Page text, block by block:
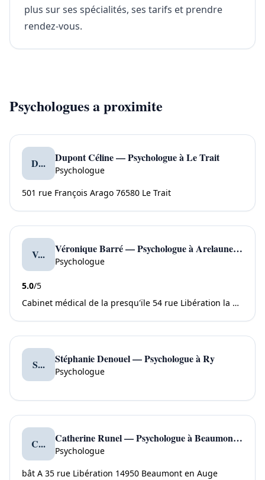
plus sur ses spécialités, ses tarifs et prendre
rendez-vous.
Psychologues a proximite
D... Dupont Céline — Psychologue à Le Trait
Psychologue
501 rue François Arago 76580 Le Trait
V... Véronique Barré — Psychologue à Arelaune en Seine
Psychologue
5.0/5
Cabinet médical de la presqu'ïle 54 rue Libération la Mailleraye Sur Seine 76940 Arelaune en Seine
S... Stéphanie Denouel — Psychologue à Ry
Psychologue
C... Catherine Runel — Psychologue à Beaumont en Auge
Psychologue
bât A 35 rue Libération 14950 Beaumont en Auge